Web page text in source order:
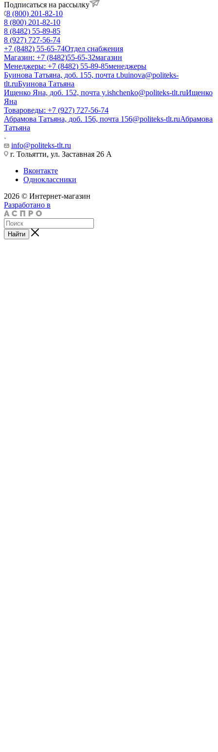
Подписаться на рассылку
8 (800) 201-82-10
8 (800) 201-82-10
8 (8482) 55-89-85
8 (927) 727-56-74
+7 (8482) 55-65-74Отдел снабжения
Магазин: +7 (8482)55-65-32магазин
Менеджеры: +7 (8482) 55-89-85менеджеры
Буинова Татьяна, доб. 155, почта t.buinova@politeks-
tlt.ruБуинова Татьяна
Ищенко Яна, доб. 152, почта y.ishchenko@politeks-tlt.ruИщенко
Яна
Товароведы: +7 (927) 727-56-74
Абрамова Татьяна, доб. 156, почта 156@politeks-tlt.ruАбрамова
Татьяна
info@politeks-tlt.ru
г. Тольятти, ул. Заставная 26 А
Вконтакте
Одноклассники
2026 © Интернет-магазин
Разработано в
Найти